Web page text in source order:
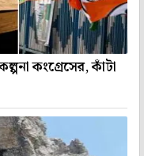
কংগ্রেসের, কাঁটা